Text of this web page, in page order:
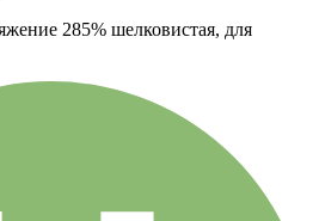
285% шелковистая, для